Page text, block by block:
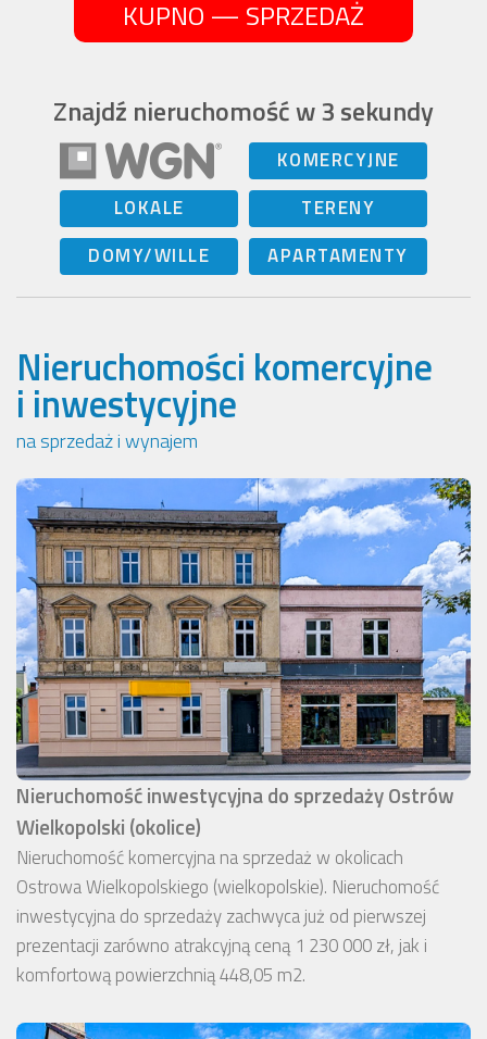
KUPNO — SPRZEDAŻ
Znajdź nieruchomość w 3 sekundy
KOMERCYJNE
LOKALE
TERENY
DOMY/WILLE
APARTAMENTY
Nieruchomości komercyjne
i inwestycyjne
na sprzedaż i wynajem
Nieruchomość inwestycyjna do sprzedaży Ostrów
Wielkopolski (okolice)
Nieruchomość komercyjna na sprzedaż w okolicach
Ostrowa Wielkopolskiego (wielkopolskie). Nieruchomość
inwestycyjna do sprzedaży zachwyca już od pierwszej
prezentacji zarówno atrakcyjną ceną 1 230 000 zł, jak i
komfortową powierzchnią 448,05 m2.